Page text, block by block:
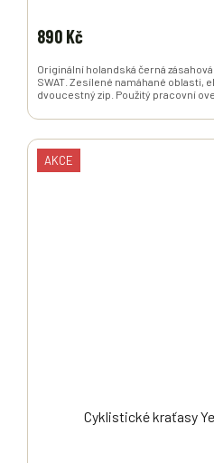
890 Kč
Originální holandská černá
SWAT. Zesílené namáhané oblasti,
dvoucestný zip. Použitý pracovní
AKCE
Cyklistické kraťasy